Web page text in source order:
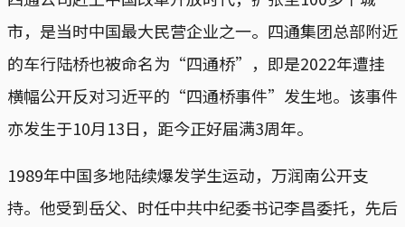
市，是当时中国最大民营企业之一。四通集团总部附近
的车行陆桥也被命名为“四通桥”，即是2022年遭挂
横幅公开反对习近平的“四通桥事件”发生地。该事件
亦发生于10月13日，距今正好届满3周年。
1989年中国多地陆续爆发学生运动，万润南公开支
持。他受到岳父、时任中共中纪委书记李昌委托，先后